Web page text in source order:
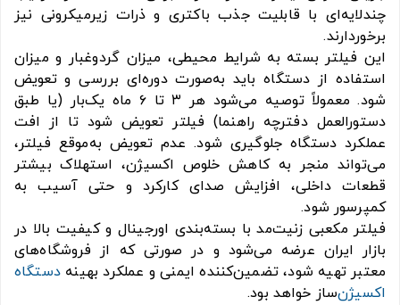
چندلایه‌ای با قابلیت جذب باکتری و ذرات زیرمیکرونی نیز
برخوردارند.
این فیلتر بسته به شرایط محیطی، میزان گردوغبار و میزان
استفاده از دستگاه باید به‌صورت دوره‌ای بررسی و تعویض
شود. معمولاً توصیه می‌شود هر ۳ تا ۶ ماه یک‌بار (یا طبق
دستورالعمل دفترچه راهنما) فیلتر تعویض شود تا از افت
عملکرد دستگاه جلوگیری شود. عدم تعویض به‌موقع فیلتر،
می‌تواند منجر به کاهش خلوص اکسیژن، استهلاک بیشتر
قطعات داخلی، افزایش صدای کارکرد و حتی آسیب به
کمپرسور شود.
فیلتر مکعبی زنیت‌مد با بسته‌بندی اورجینال و کیفیت بالا در
بازار ایران عرضه می‌شود و در صورتی که از فروشگاه‌های
معتبر تهیه شود، تضمین‌کننده ایمنی و عملکرد بهینهدستگاه
اکسیژن‌ساز خواهد بود.